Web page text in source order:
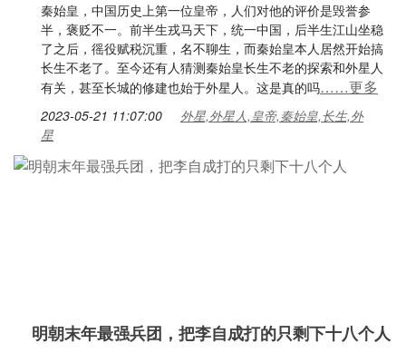
秦始皇，中国历史上第一位皇帝，人们对他的评价是毁誉参
半，褒贬不一。前半生戎马天下，统一中国，后半生江山坐稳
了之后，徭役赋税沉重，名不聊生，而秦始皇本人居然开始搞
长生不老了。至今还有人猜测秦始皇长生不老的探索和外星人
有关，甚至长城的修建也始于外星人。这是真的吗……更多
2023-05-21 11:07:00
外星,外星人,皇帝,秦始皇,长生,外
星
明朝末年最强兵团，把李自成打的只剩下十八个人